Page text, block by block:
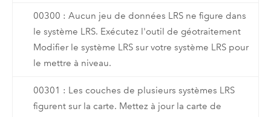
00300 : Aucun jeu de données LRS ne figure dans
le système LRS. Exécutez l'outil de géotraitement
Modifier le système LRS sur votre système LRS pour
le mettre à niveau.
00301 : Les couches de plusieurs systèmes LRS
figurent sur la carte. Mettez à jour la carte de